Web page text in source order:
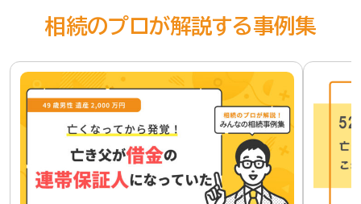
相続のプロが解説する事例集